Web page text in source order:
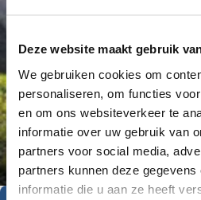
Deze website maakt gebruik
We gebruiken cookies om
personaliseren, om functies
en om ons websiteverkeer te
informatie over uw gebruik van
partners voor social media,
partners kunnen deze
informatie die u aan ze heeft
Déanne